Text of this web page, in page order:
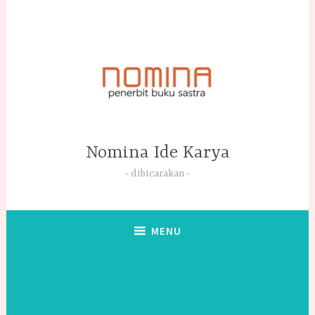
Nomina Ide Karya
dibicarakan
MENU